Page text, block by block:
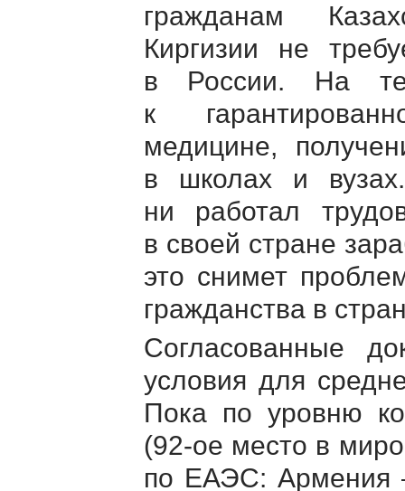
гражданам
Киргизии не
в России. На
к
медицине,
в школах и
ни работал
в своей стране
это снимет
гражданства в
Согласованные
условия для
Пока по уровню
(92-ое место в
по ЕАЭС: